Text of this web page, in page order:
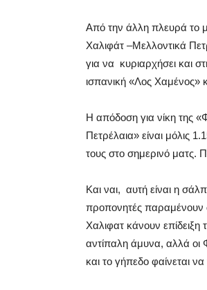
Από την άλλη πλευρά το
Χαλιφάτ –Μελλοντικά
για να κυριαρχήσει και
ισπανική «Λος Χαμένος»
Η απόδοση για νίκη της
Πετρέλαια» είναι μόλις
τους στο σημερινό ματς.
Και ναι, αυτή είναι η
προπονητές παραμένουν
Χαλιφατ κάνουν
αντίπαλη άμυνα, αλλά οι
και το γήπεδο φαίνεται